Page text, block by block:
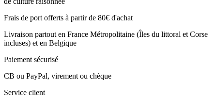
Frais de port offerts à partir de 80€ d'achat
Livraison partout en France Métropolitaine (Îles du littoral et Corse
incluses) et en Belgique
Paiement sécurisé
CB ou PayPal, virement ou chèque
Service client